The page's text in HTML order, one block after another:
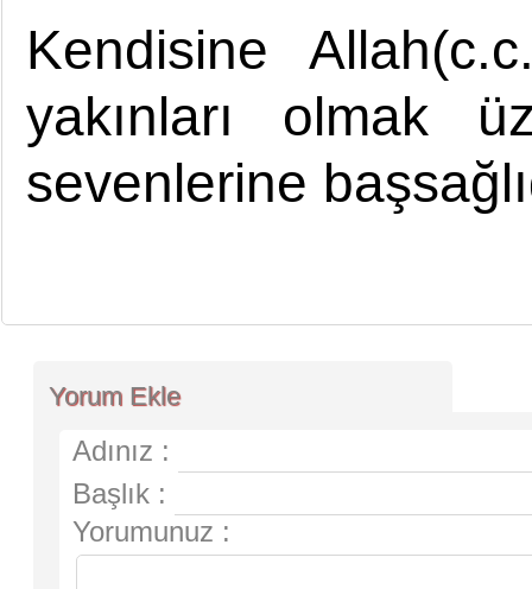
Kendisine
yakınları olmak
sevenlerine
Yorum Ekle
Adınız :
Başlık :
Yorumunuz :